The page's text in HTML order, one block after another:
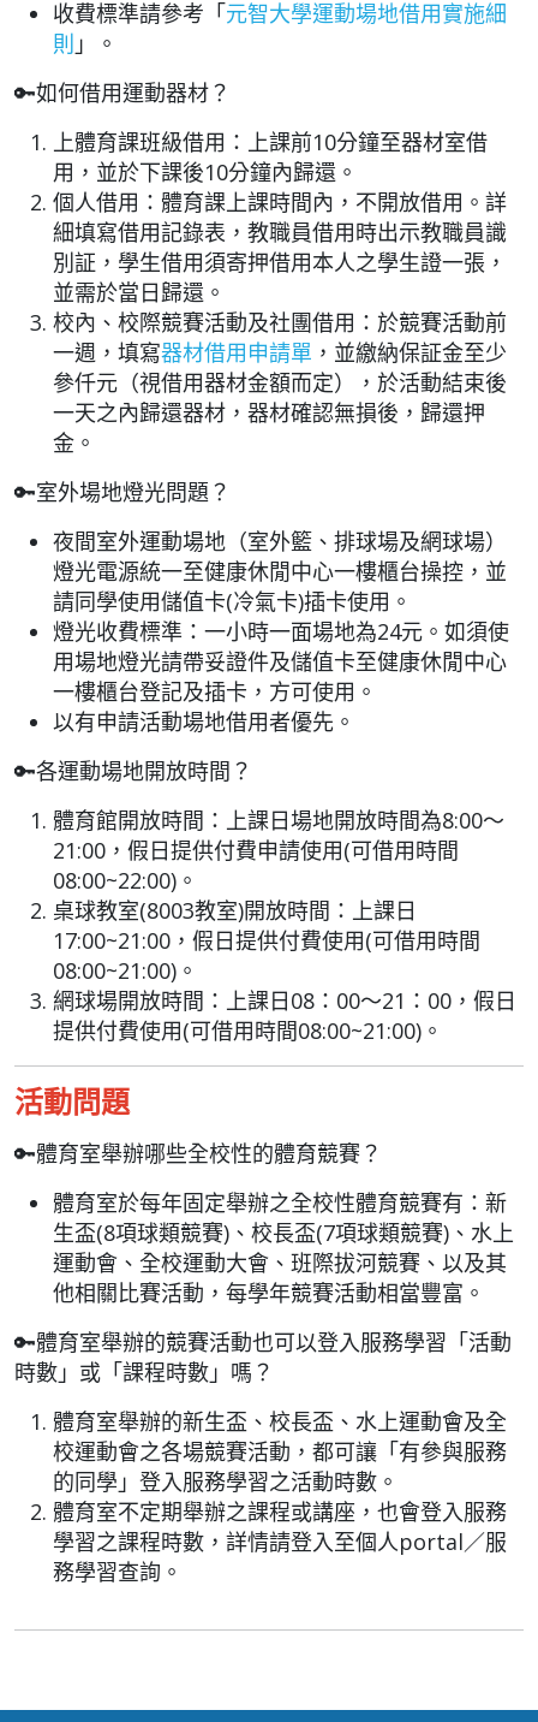
收費標準請參考「元智大學運動場地借用實施細
則 」。
🔑如何借用運動器材？
上體育課班級借用：上課前10分鐘至器材室借
用，並於下課後10分鐘內歸還。
個人借用：體育課上課時間內，不開放借用。詳
細填寫借用記錄表，教職員借用時出示教職員識
別証，學生借用須寄押借用本人之學生證一張，
並需於當日歸還。
校內、校際競賽活動及社團借用：於競賽活動前
一週，填寫器材借用申請單 ，並繳納保証金至少
參仟元（視借用器材金額而定），於活動結束後
一天之內歸還器材，器材確認無損後，歸還押
金。
🔑室外場地燈光問題？
夜間室外運動場地（室外籃、排球場及網球場）
燈光電源統一至健康休閒中心一樓櫃台操控，並
請同學使用儲值卡(冷氣卡)插卡使用。
燈光收費標準：一小時一面場地為24元。如須使
用場地燈光請帶妥證件及儲值卡至健康休閒中心
一樓櫃台登記及插卡，方可使用。
以有申請活動場地借用者優先。
🔑各運動場地開放時間？
體育館開放時間：上課日場地開放時間為8:00～
21:00 ，假日提供付費申請使用(可借用時間
08:00~22:00) 。
桌球教室(8003教室)開放時間：上課日
17:00~21:00 ，假日提供付費使用(可借用時間
08:00~21:00) 。
網球場開放時間：上課日08 ： 00～21 ： 00 ，假日
提供付費使用(可借用時間08:00~21:00) 。
活動問題
🔑體育室舉辦哪些全校性的體育競賽？
體育室於每年固定舉辦之全校性體育競賽有：新
生盃(8項球類競賽)、校長盃(7項球類競賽)、水上
運動會、全校運動大會、班際拔河競賽、以及其
他相關比賽活動，每學年競賽活動相當豐富。
🔑體育室舉辦的競賽活動也可以登入服務學習「活動
時數」或「課程時數」嗎？
體育室舉辦的新生盃 、校長盃 、水上運動會及全
校運動會之各場競賽活動，都可讓「有參與服務
的同學」登入服務學習之活動時數。
體育室不定期舉辦之課程或講座，也會登入服務
學習之課程時數，詳情請登入至個人portal／服
務學習查詢。